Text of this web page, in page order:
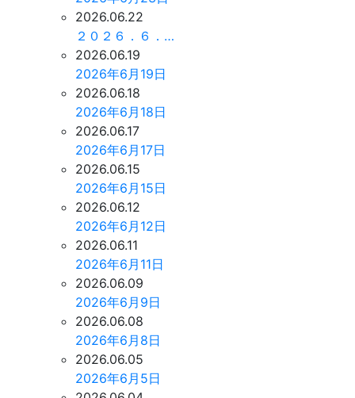
2026.06.22
２０２６．６．…
2026.06.19
2026年6月19日
2026.06.18
2026年6月18日
2026.06.17
2026年6月17日
2026.06.15
2026年6月15日
2026.06.12
2026年6月12日
2026.06.11
2026年6月11日
2026.06.09
2026年6月9日
2026.06.08
2026年6月8日
2026.06.05
2026年6月5日